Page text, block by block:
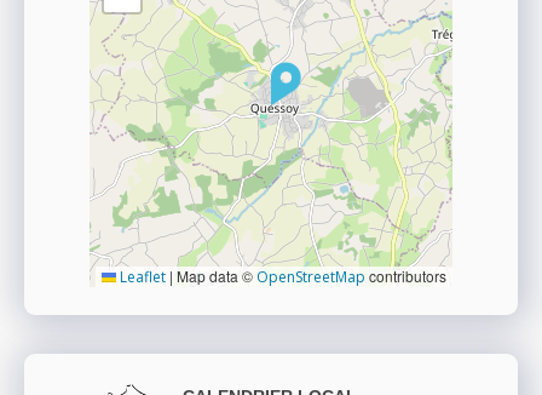
Leaflet | Map data © OpenStreetMap contributors